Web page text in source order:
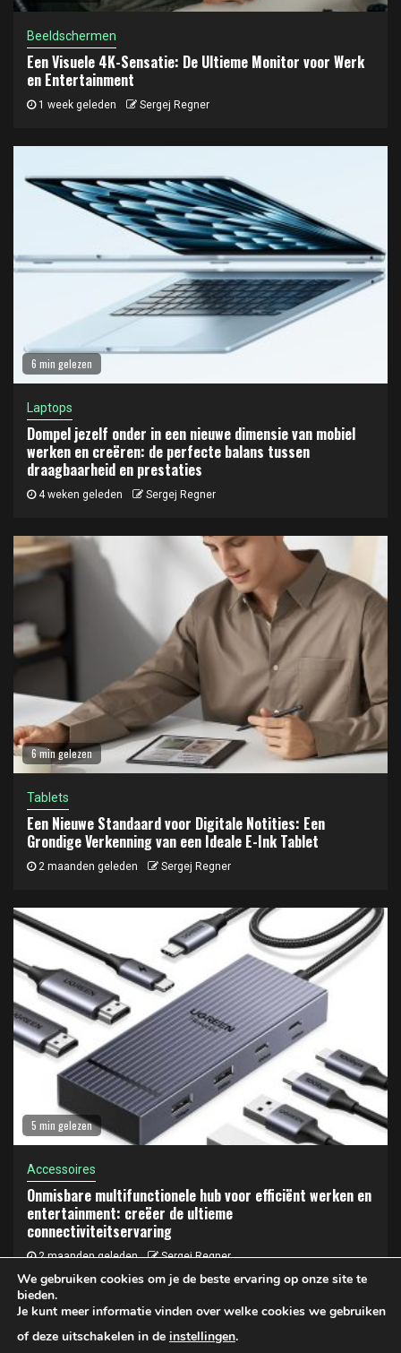
Beeldschermen
Een Visuele 4K-Sensatie: De Ultieme Monitor voor Werk
en Entertainment
1 week geleden Sergej Regner
6 min gelezen
Laptops
Dompel jezelf onder in een nieuwe dimensie van mobiel
werken en creëren: de perfecte balans tussen
draagbaarheid en prestaties
4 weken geleden Sergej Regner
6 min gelezen
Tablets
Een Nieuwe Standaard voor Digitale Notities: Een
Grondige Verkenning van een Ideale E-Ink Tablet
2 maanden geleden Sergej Regner
5 min gelezen
Accessoires
Onmisbare multifunctionele hub voor efficiënt werken en
entertainment: creëer de ultieme
connectiviteitservaring
2 maanden geleden Sergej Regner
Privacy- en cookiebeleid
We gebruiken cookies om je de beste ervaring op onze site te
bieden.
Je kunt meer informatie vinden over welke cookies we gebruiken
of deze uitschakelen in de instellingen.